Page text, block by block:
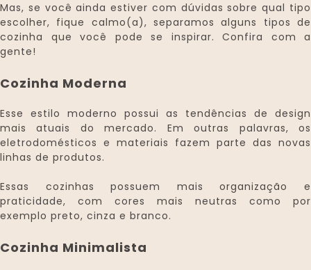
Mas, se você ainda estiver com dúvidas sobre qual tipo
escolher, fique calmo(a), separamos alguns tipos de
cozinha que você pode se inspirar. Confira com a
gente!
Cozinha Moderna
Esse estilo moderno possui as tendências de design
mais atuais do mercado. Em outras palavras, os
eletrodomésticos e materiais fazem parte das novas
linhas de produtos.
Essas cozinhas possuem mais organização e
praticidade, com cores mais neutras como por
exemplo preto, cinza e branco.
Cozinha Minimalista